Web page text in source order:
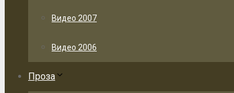
Видео 2007
Видео 2006
Проза